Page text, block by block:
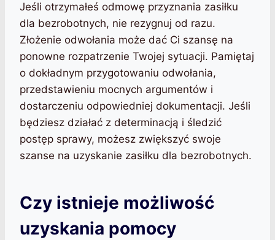
Jeśli otrzymałeś odmowę przyznania zasiłku
dla bezrobotnych, nie rezygnuj od razu.
Złożenie odwołania może dać Ci szansę na
ponowne rozpatrzenie Twojej sytuacji. Pamiętaj
o dokładnym przygotowaniu odwołania,
przedstawieniu mocnych argumentów i
dostarczeniu odpowiedniej dokumentacji. Jeśli
będziesz działać z determinacją i śledzić
postęp sprawy, możesz zwiększyć swoje
szanse na uzyskanie zasiłku dla bezrobotnych.
Czy istnieje możliwość
uzyskania pomocy